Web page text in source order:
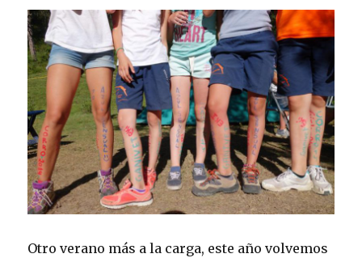
Otro verano más a la carga, este año volvemos